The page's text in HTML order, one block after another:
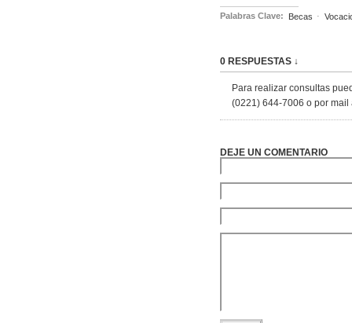
Palabras Clave: Becas ·
0 RESPUESTAS ↓
Para realizar consultas
(0221) 644-7006 o por
DEJE UN COMENTARIO